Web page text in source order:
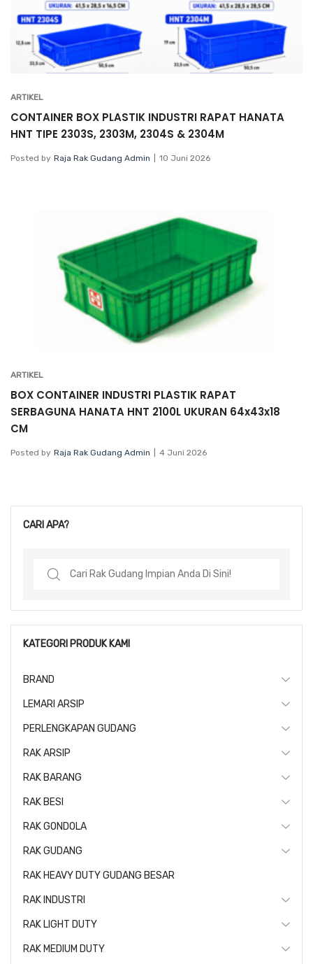
ARTIKEL
CONTAINER BOX PLASTIK INDUSTRI RAPAT HANATA
HNT TIPE 2303S, 2303M, 2304S & 2304M
Posted by Raja Rak Gudang Admin 10 Juni 2026
ARTIKEL
BOX CONTAINER INDUSTRI PLASTIK RAPAT
SERBAGUNA HANATA HNT 2100L UKURAN 64x43x18
CM
Posted by Raja Rak Gudang Admin 4 Juni 2026
CARI APA?
Search
KATEGORI PRODUK KAMI
BRAND
LEMARI ARSIP
PERLENGKAPAN GUDANG
RAK ARSIP
RAK BARANG
RAK BESI
RAK GONDOLA
RAK GUDANG
RAK HEAVY DUTY GUDANG BESAR
RAK INDUSTRI
RAK LIGHT DUTY
RAK MEDIUM DUTY